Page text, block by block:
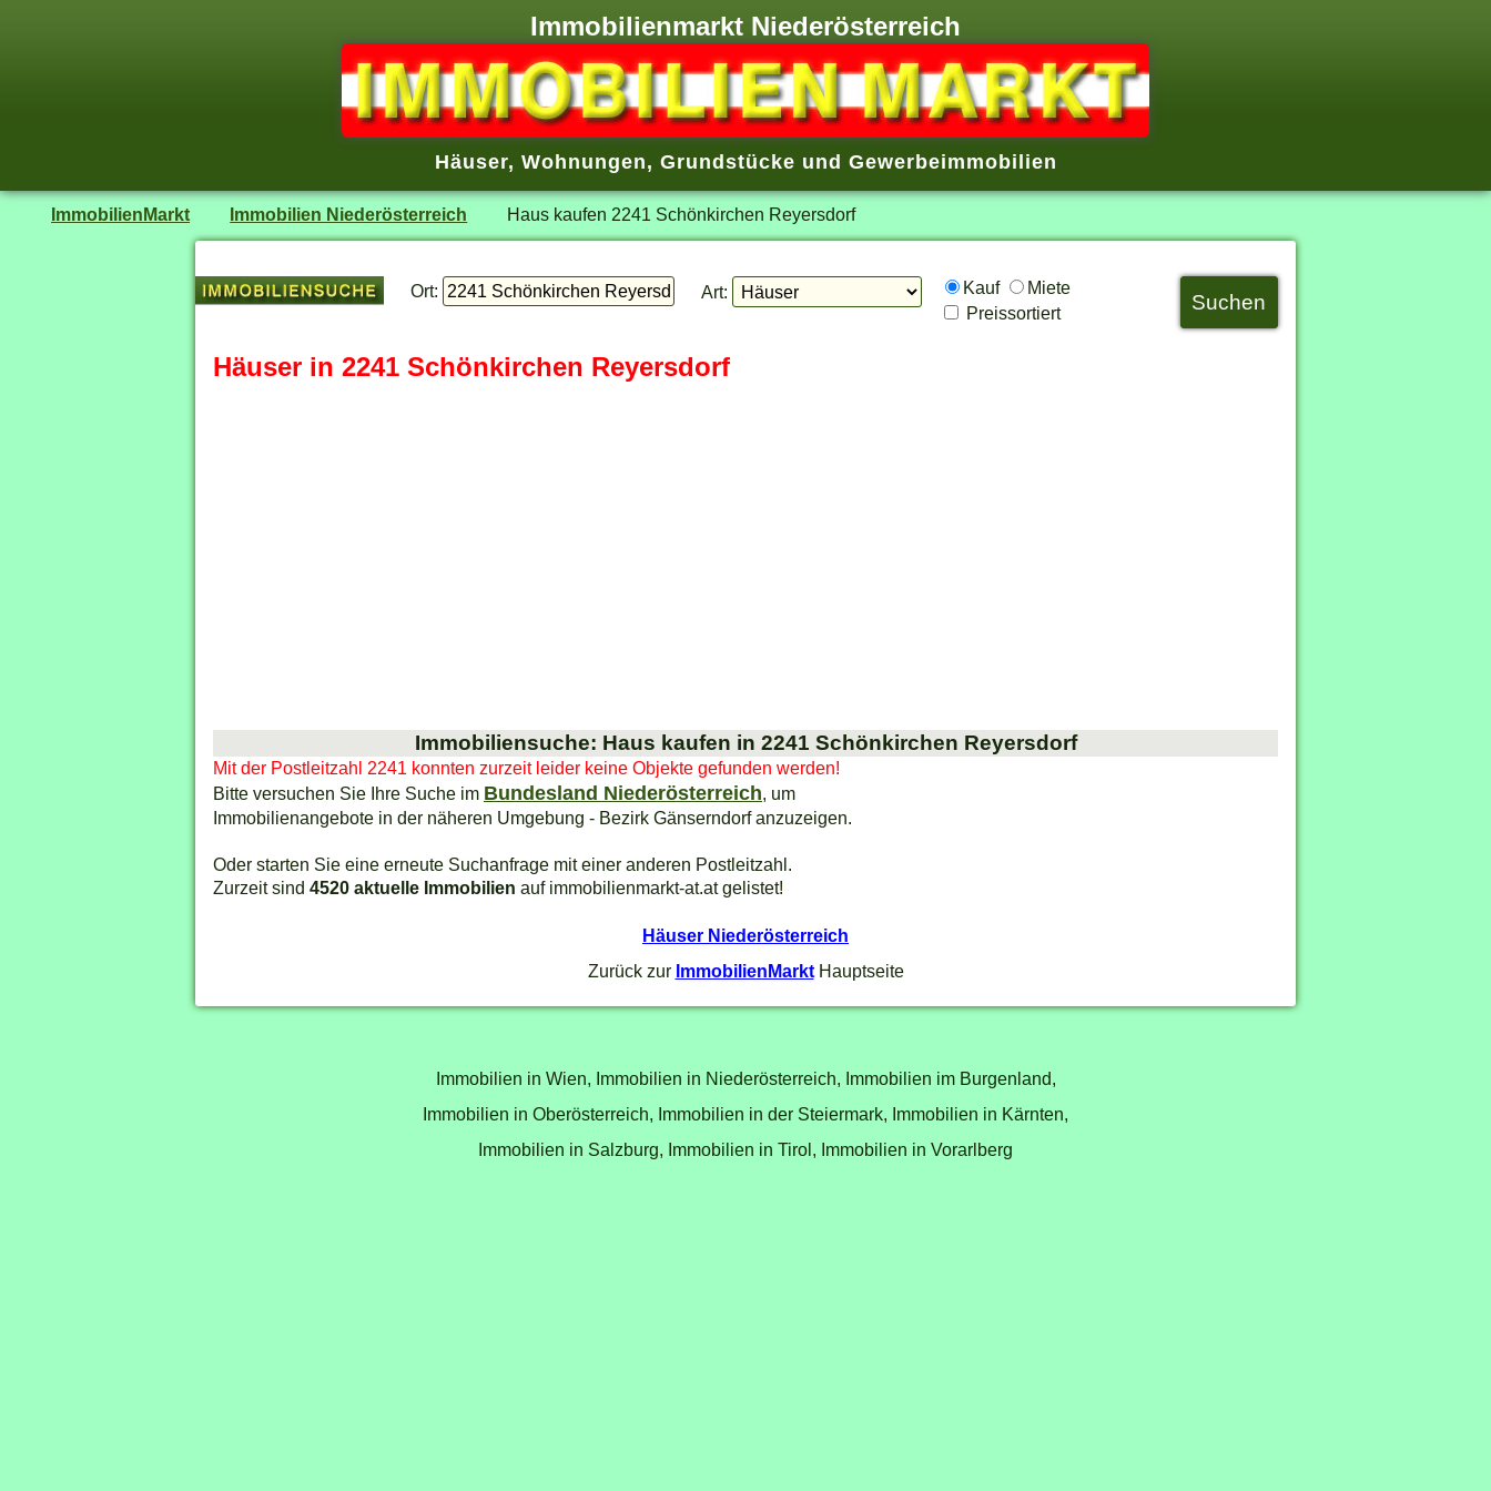
Immobilienmarkt Niederösterreich
Häuser, Wohnungen, Grundstücke und Gewerbeimmobilien
ImmobilienMarkt Immobilien Niederösterreich Haus kaufen 2241 Schönkirchen Reyersdorf
Ort: Art: Kauf
Miete
Preissortiert
Häuser in 2241 Schönkirchen Reyersdorf
Immobiliensuche: Haus kaufen in 2241 Schönkirchen Reyersdorf
Mit der Postleitzahl 2241 konnten zurzeit leider keine Objekte gefunden werden!
Bitte versuchen Sie Ihre Suche im Bundesland Niederösterreich, um
Immobilienangebote in der näheren Umgebung - Bezirk Gänserndorf anzuzeigen.
Oder starten Sie eine erneute Suchanfrage mit einer anderen Postleitzahl.
Zurzeit sind 4520 aktuelle Immobilien auf immobilienmarkt-at.at gelistet!
Häuser Niederösterreich
Zurück zur ImmobilienMarktHauptseite
Immobilien in Wien, Immobilien in Niederösterreich, Immobilien im Burgenland,
Immobilien in Oberösterreich, Immobilien in der Steiermark, Immobilien in Kärnten,
Immobilien in Salzburg, Immobilien in Tirol, Immobilien in Vorarlberg